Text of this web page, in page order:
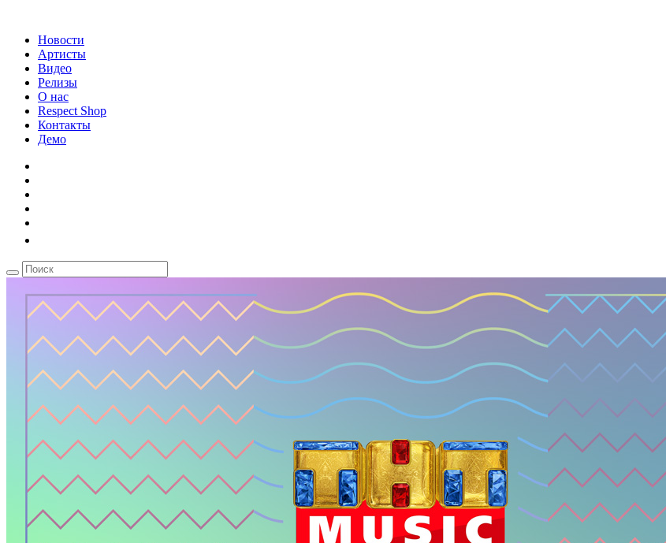
Новости
Артисты
Видео
Релизы
О нас
Respect Shop
Контакты
Демо